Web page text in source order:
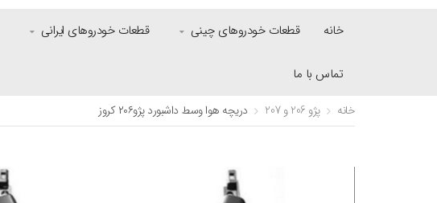
خانه قطعات خودروهای چینی قطعات خودروهای ایرانی
تماس با ما
خانه پژو 206 و 207 دریچه هوا وسط داشبورد پژو۲۰۶ کروز